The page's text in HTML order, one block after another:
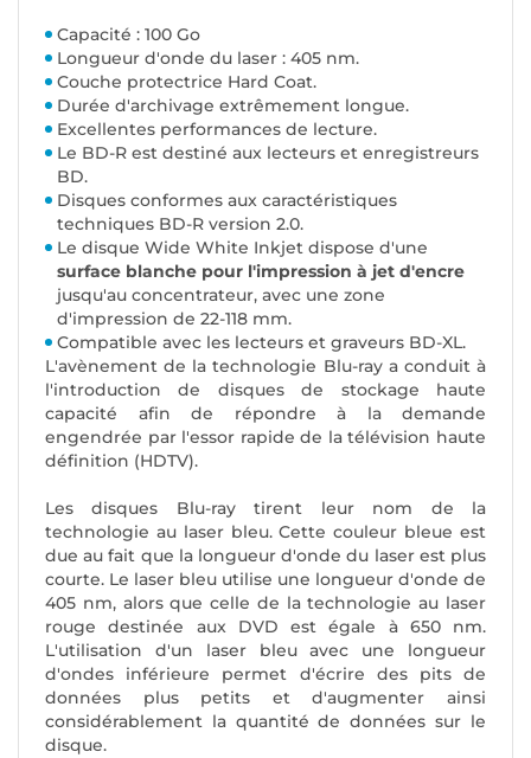
Capacité : 100 Go
Longueur d'onde du laser : 405 nm.
Couche protectrice Hard Coat.
Durée d'archivage extrêmement longue.
Excellentes performances de lecture.
Le BD-R est destiné aux lecteurs et enregistreurs
BD.
Disques conformes aux caractéristiques
techniques BD-R version 2.0.
Le disque Wide White Inkjet dispose d'une
surface blanche pour l'impression à jet d'encre
jusqu'au concentrateur, avec une zone
d'impression de 22-118 mm.
Compatible avec les lecteurs et graveurs BD-XL.
L'avènement de la technologie Blu-ray a conduit à
l'introduction de disques de stockage haute
capacité afin de répondre à la demande
engendrée par l'essor rapide de la télévision haute
définition (HDTV).
Les disques Blu-ray tirent leur nom de la
technologie au laser bleu. Cette couleur bleue est
due au fait que la longueur d'onde du laser est plus
courte. Le laser bleu utilise une longueur d'onde de
405 nm, alors que celle de la technologie au laser
rouge destinée aux DVD est égale à 650 nm.
L'utilisation d'un laser bleu avec une longueur
d'ondes inférieure permet d'écrire des pits de
données plus petits et d'augmenter ainsi
considérablement la quantité de données sur le
disque.